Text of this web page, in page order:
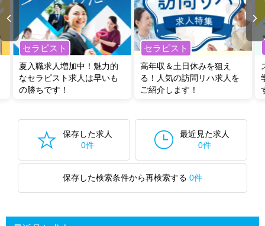
セラピスト
夏入職求人増加中！魅力的
なセラピスト求人は早いも
の勝ちです！
セラピスト
高年収＆土日休みを狙え
る！人気の訪問リハ求人を
ご紹介します！
保存した求人
0件
最近見た求人
0件
保存した検索条件から再検索する 0件